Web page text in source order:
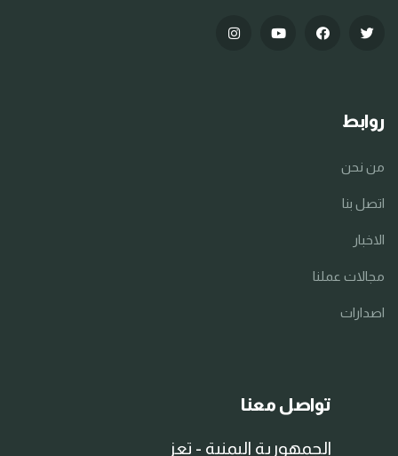
روابط
من نحن
اتصل بنا
الاخبار
مجالات عملنا
اصدارات
تواصل معنا
الجمهورية اليمنية - تعز